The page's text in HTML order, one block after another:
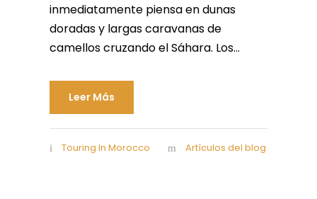
inmediatamente piensa en dunas
doradas y largas caravanas de
camellos cruzando el Sáhara. Los...
Leer Más
Touring In Morocco Artículos del blog